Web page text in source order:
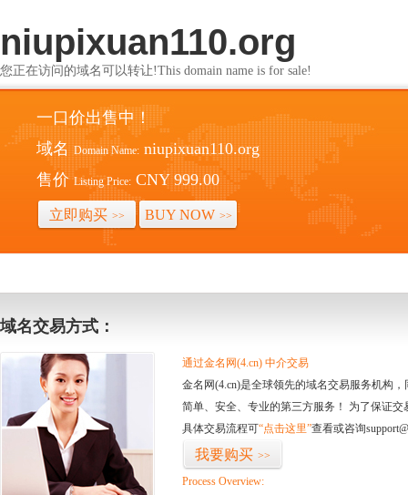
niupixuan110.org
您正在访问的域名可以转让!This domain name is for sale!
一口价出售中！
域名 Domain Name: niupixuan110.org
售价 Listing Price: CNY 999.00
立即购买 >> BUY NOW >>
域名交易方式：
通过金名网(4.cn) 中介交易
金名网(4.cn)是全球领先的域名交易服务机构
简单、安全、专业的第三方服务！ 为了保证
具体交易流程可“点击这里”查看或咨询
我要购买 >>
Process Overview: